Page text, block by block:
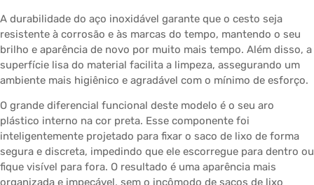
A durabilidade do aço inoxidável garante que o cesto seja
resistente à corrosão e às marcas do tempo, mantendo o seu
brilho e aparência de novo por muito mais tempo. Além disso, a
superfície lisa do material facilita a limpeza, assegurando um
ambiente mais higiênico e agradável com o mínimo de esforço.
O grande diferencial funcional deste modelo é o seu aro
plástico interno na cor preta. Esse componente foi
inteligentemente projetado para fixar o saco de lixo de forma
segura e discreta, impedindo que ele escorregue para dentro ou
fique visível para fora. O resultado é uma aparência mais
organizada e impecável, sem o incômodo de sacos de lixo